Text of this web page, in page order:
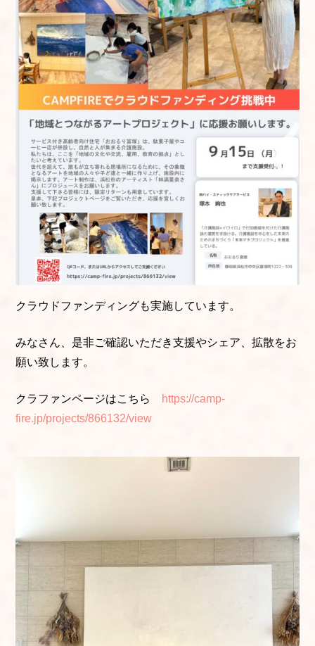
クラウドファンディングも実施しています。
みなさん、是非ご確認いただき支援やシェア、拡散をお
願い致します。
クラファンページはこちら https://camp-
fire.jp/projects/866132/view